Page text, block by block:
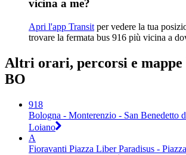
vicina a me?
Apri l'app Transit per vedere la tua
trovare la fermata bus 916 più vicina a
Altri orari, percorsi e mappe
BO
918
Bologna - Monterenzio - San Benedetto
Loiano
A
Fioravanti Piazza Liber Paradisus -